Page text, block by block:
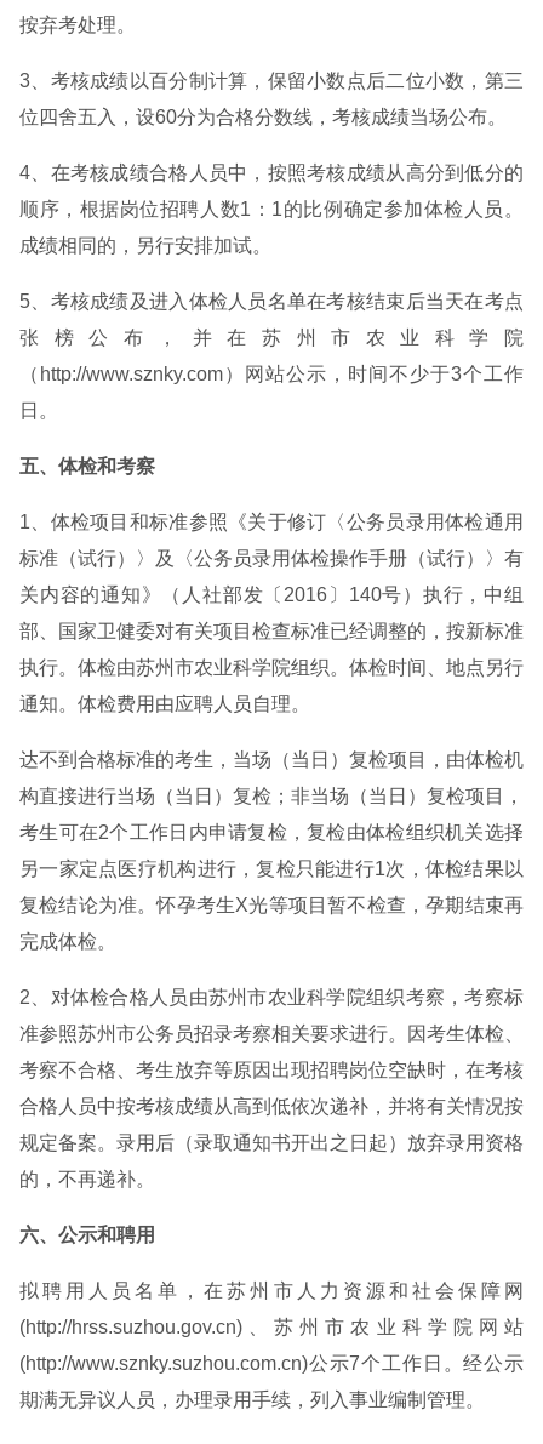
按弃考处理。
3、考核成绩以百分制计算，保留小数点后二位小数，第三
位四舍五入，设60分为合格分数线，考核成绩当场公布。
4、在考核成绩合格人员中，按照考核成绩从高分到低分的
顺序，根据岗位招聘人数1：1的比例确定参加体检人员。
成绩相同的，另行安排加试。
5、考核成绩及进入体检人员名单在考核结束后当天在考点
张榜公布，并在苏州市农业科学院
（http://www.sznky.com）网站公示，时间不少于3个工作
日。
五、体检和考察
1、体检项目和标准参照《关于修订〈公务员录用体检通用
标准（试行）〉及〈公务员录用体检操作手册（试行）〉有
关内容的通知》（人社部发〔2016〕140号）执行，中组
部、国家卫健委对有关项目检查标准已经调整的，按新标准
执行。体检由苏州市农业科学院组织。体检时间、地点另行
通知。体检费用由应聘人员自理。
达不到合格标准的考生，当场（当日）复检项目，由体检机
构直接进行当场（当日）复检；非当场（当日）复检项目，
考生可在2个工作日内申请复检，复检由体检组织机关选择
另一家定点医疗机构进行，复检只能进行1次，体检结果以
复检结论为准。怀孕考生X光等项目暂不检查，孕期结束再
完成体检。
2、对体检合格人员由苏州市农业科学院组织考察，考察标
准参照苏州市公务员招录考察相关要求进行。因考生体检、
考察不合格、考生放弃等原因出现招聘岗位空缺时，在考核
合格人员中按考核成绩从高到低依次递补，并将有关情况按
规定备案。录用后（录取通知书开出之日起）放弃录用资格
的，不再递补。
六、公示和聘用
拟聘用人员名单，在苏州市人力资源和社会保障网
(http://hrss.suzhou.gov.cn)、苏州市农业科学院网站
(http://www.sznky.suzhou.com.cn)公示7个工作日。经公示
期满无异议人员，办理录用手续，列入事业编制管理。